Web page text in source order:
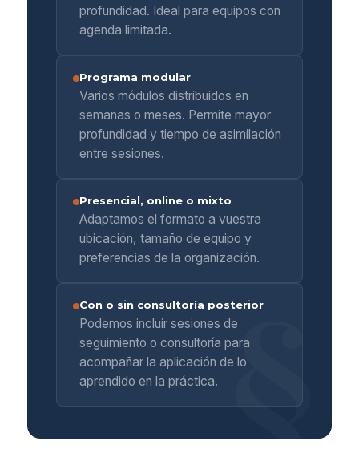
profundidad. Ideal para equipos con
agenda limitada.
Programa modular
Varios módulos distribuidos en
semanas o meses. Permite mayor
profundidad y tiempo de asimilación
entre sesiones.
Presencial, online o mixto
Adaptamos el formato a vuestra
ubicación, tamaño de equipo y
preferencias de la organización.
Con o sin consultoría posterior
Podemos incluir sesiones de
seguimiento o consultoría para
acompañar la aplicación de lo
aprendido en la práctica.